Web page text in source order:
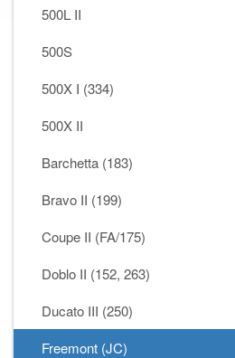
500L II
500S
500X I (334)
500X II
Barchetta (183)
Bravo II (199)
Coupe II (FA/175)
Doblo II (152, 263)
Ducato III (250)
Freemont (JC)